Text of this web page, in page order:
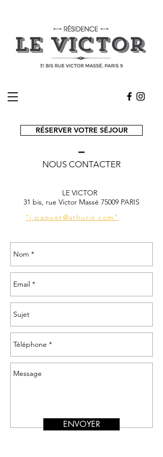
RÉSERVER VOTRE SÉJOUR
NOUS CONTACTER
LE VICTOR
31 bis, rue Victor Massé 75009 PARIS
"j.paquet@athurix.com"
ENVOYER